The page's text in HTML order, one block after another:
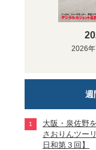
2026
週
大阪・泉佐野
さおりんツー
日和第３回】